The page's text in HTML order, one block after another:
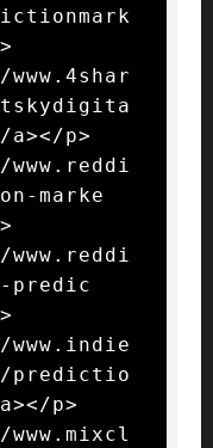
p>
marke
predic
predictio
p>